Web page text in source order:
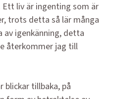
liv är ingenting som är
trots detta så lär många
av igenkänning, detta
återkommer jag till
blickar tillbaka, på